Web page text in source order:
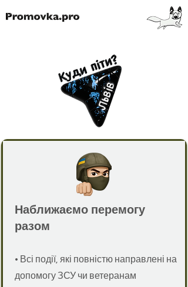
Наближаємо перемогу
разом
• Всі події, які повністю направлені на
допомогу ЗСУ чи ветеранам